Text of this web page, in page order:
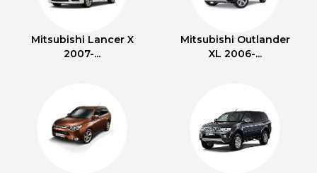
Mitsubishi Lancer X
2007-...
Mitsubishi Outlander
XL 2006-...